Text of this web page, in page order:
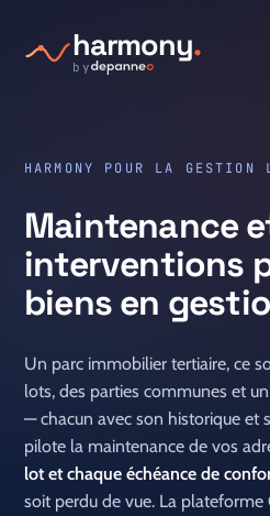
harmony.
by
HARMONY POUR LA GESTION
Maintenance
interventions
biens en
Un parc immobilier tertiaire, ce
lots, des parties communes et
— chacun avec son historique et
pilote la maintenance de vos
lot et chaque échéance de
soit perdu de vue. La plateforme